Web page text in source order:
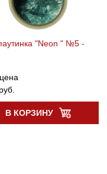
"Neon " №5 -
руб.
В КОРЗИНУ